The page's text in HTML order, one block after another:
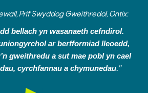
Prif Swyddog Gweithredol, Ontix:
bellach yn wasanaeth cefndirol.
ar berfformiad lleoedd,
gweithredu a sut mae pobl yn cael
cyrchfannau a chymunedau.”